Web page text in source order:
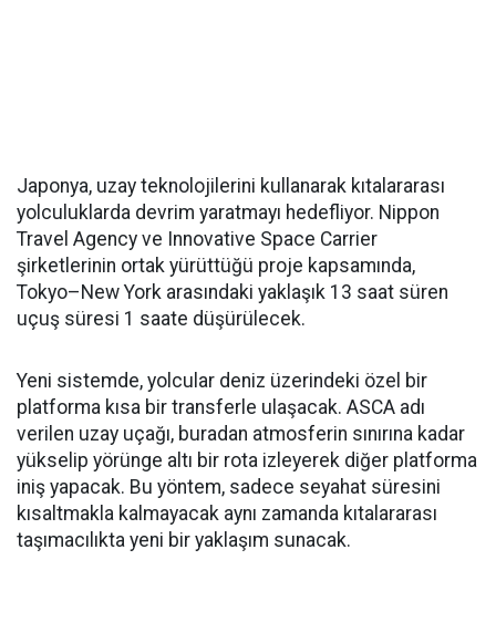
Japonya, uzay teknolojilerini kullanarak kıtalararası
yolculuklarda devrim yaratmayı hedefliyor. Nippon
Travel Agency ve Innovative Space Carrier
şirketlerinin ortak yürüttüğü proje kapsamında,
Tokyo–New York arasındaki yaklaşık 13 saat süren
uçuş süresi 1 saate düşürülecek.
Yeni sistemde, yolcular deniz üzerindeki özel bir
platforma kısa bir transferle ulaşacak. ASCA adı
verilen uzay uçağı, buradan atmosferin sınırına kadar
yükselip yörünge altı bir rota izleyerek diğer platforma
iniş yapacak. Bu yöntem, sadece seyahat süresini
kısaltmakla kalmayacak aynı zamanda kıtalararası
taşımacılıkta yeni bir yaklaşım sunacak.